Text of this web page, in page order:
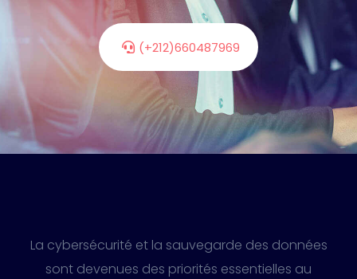
(+212)660487969
La cybersécurité et la sauvegarde des données
sont devenues des priorités essentielles au